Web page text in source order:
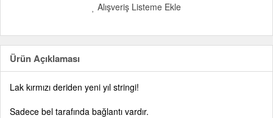
Alışveriş Listeme Ekle
Ürün Açıklaması
Lak kırmızı deriden yeni yıl stringi!
Sadece bel tarafında bağlantı vardır.